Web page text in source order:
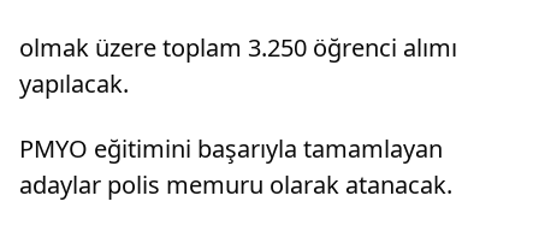
olmak üzere toplam 3.250 öğrenci alımı
yapılacak.
PMYO eğitimini başarıyla tamamlayan
adaylar polis memuru olarak atanacak.